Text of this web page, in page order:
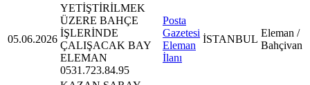
05.06.2026
YETİŞTİRİLMEK
ÜZERE BAHÇE
İŞLERİNDE
ÇALIŞACAK BAY
ELEMAN
0531.723.84.95
Posta
Gazetesi
Eleman
İlanı
İSTANBUL
Eleman /
Bahçivan